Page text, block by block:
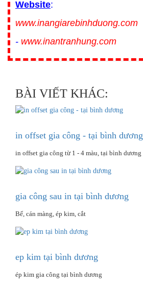
Website:
www.inangiarebinhduong.com
- www.inantranhung.com
BÀI VIẾT KHÁC:
in offset gia công - tại bình dương
in offset gia công từ 1 - 4 màu, tại bình dương
gia công sau in tại bình dương
Bế, cán màng, ép kim, cắt
ep kim tại bình dương
ép kim gia công tại bình dương